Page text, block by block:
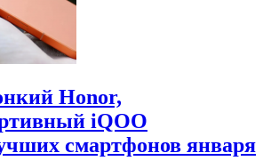
Honor,
iQOO
смартфонов января